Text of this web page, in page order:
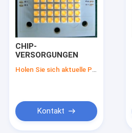
CHIP-
VERSORGUNGEN
Holen Sie sich aktuelle Preis
Kontakt